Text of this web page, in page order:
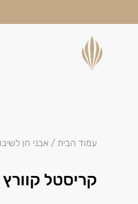
עמוד הבית / אבני חן
קריסטל